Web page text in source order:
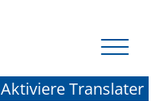
Aktiviere Translater